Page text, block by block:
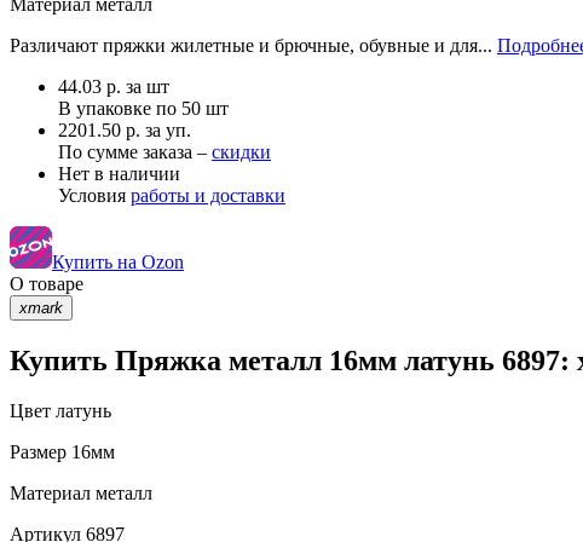
Различают пряжки жилетные и брючные, обувные и для...
44.03 р. за шт
В упаковке по 50 шт
2201.50 р. за уп.
По сумме заказа – скидки
Нет в наличии
Условия работы и доставки
Купить на Ozon
О товаре
xmark
Купить Пряжка металл 16мм латунь 6897:
Цвет латунь
Размер 16мм
Материал металл
Артикул 6897